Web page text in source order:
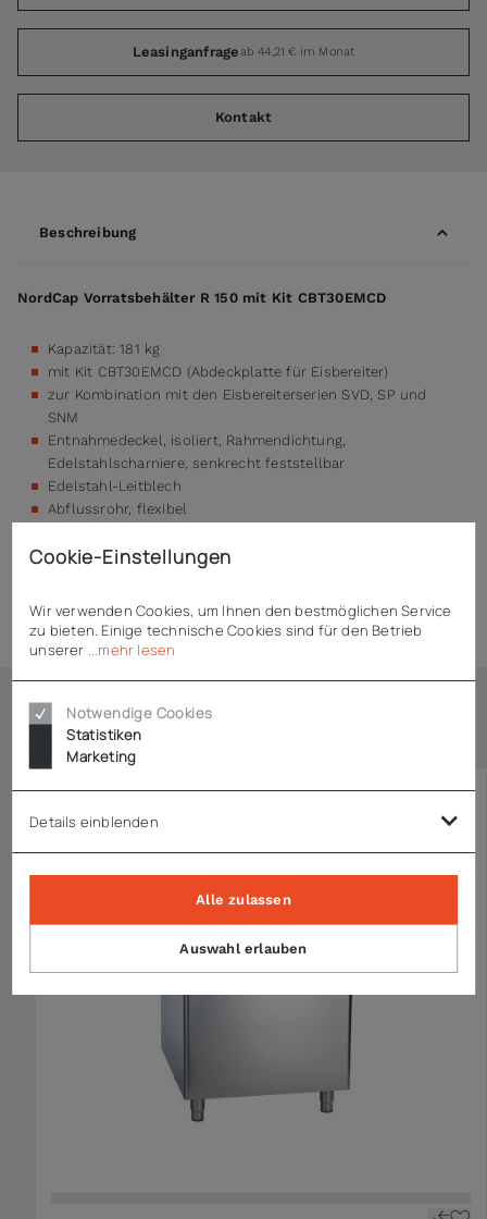
Leasinganfrageab 44,21 € im Monat
Kontakt
Beschreibung
NordCap Vorratsbehälter R 150 mit Kit CBT30EMCD
Kapazität: 181 kg
mit Kit CBT30EMCD (Abdeckplatte für Eisbereiter)
zur Kombination mit den Eisbereiterserien SVD, SP und
SNM
Entnahmedeckel, isoliert, Rahmendichtung,
Edelstahlscharniere, senkrecht feststellbar
Edelstahl-Leitblech
Abflussrohr, flexibel
Technische Daten
Ähnliche Artikel
Cookie-Einstellungen
Wir verwenden Cookies, um Ihnen den bestmöglichen Service
zu bieten. Einige technische Cookies sind für den Betrieb
unserer ...mehr lesen
Notwendige Cookies
Statistiken
Marketing
Details einblenden
Auswahl erlauben
Alle zulassen